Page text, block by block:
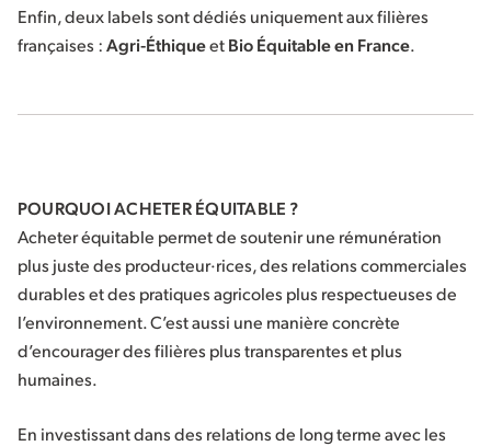
Enfin, deux labels sont dédiés uniquement aux filières
françaises :Agri-ÉthiqueetBio Équitable en France.
POURQUOI ACHETER ÉQUITABLE ?
Acheter équitable permet de soutenir une rémunération
plus juste des producteur·rices, des relations commerciales
durables et des pratiques agricoles plus respectueuses de
l’environnement. C’est aussi une manière concrète
d’encourager des filières plus transparentes et plus
humaines.
En investissant dans des relations de long terme avec les